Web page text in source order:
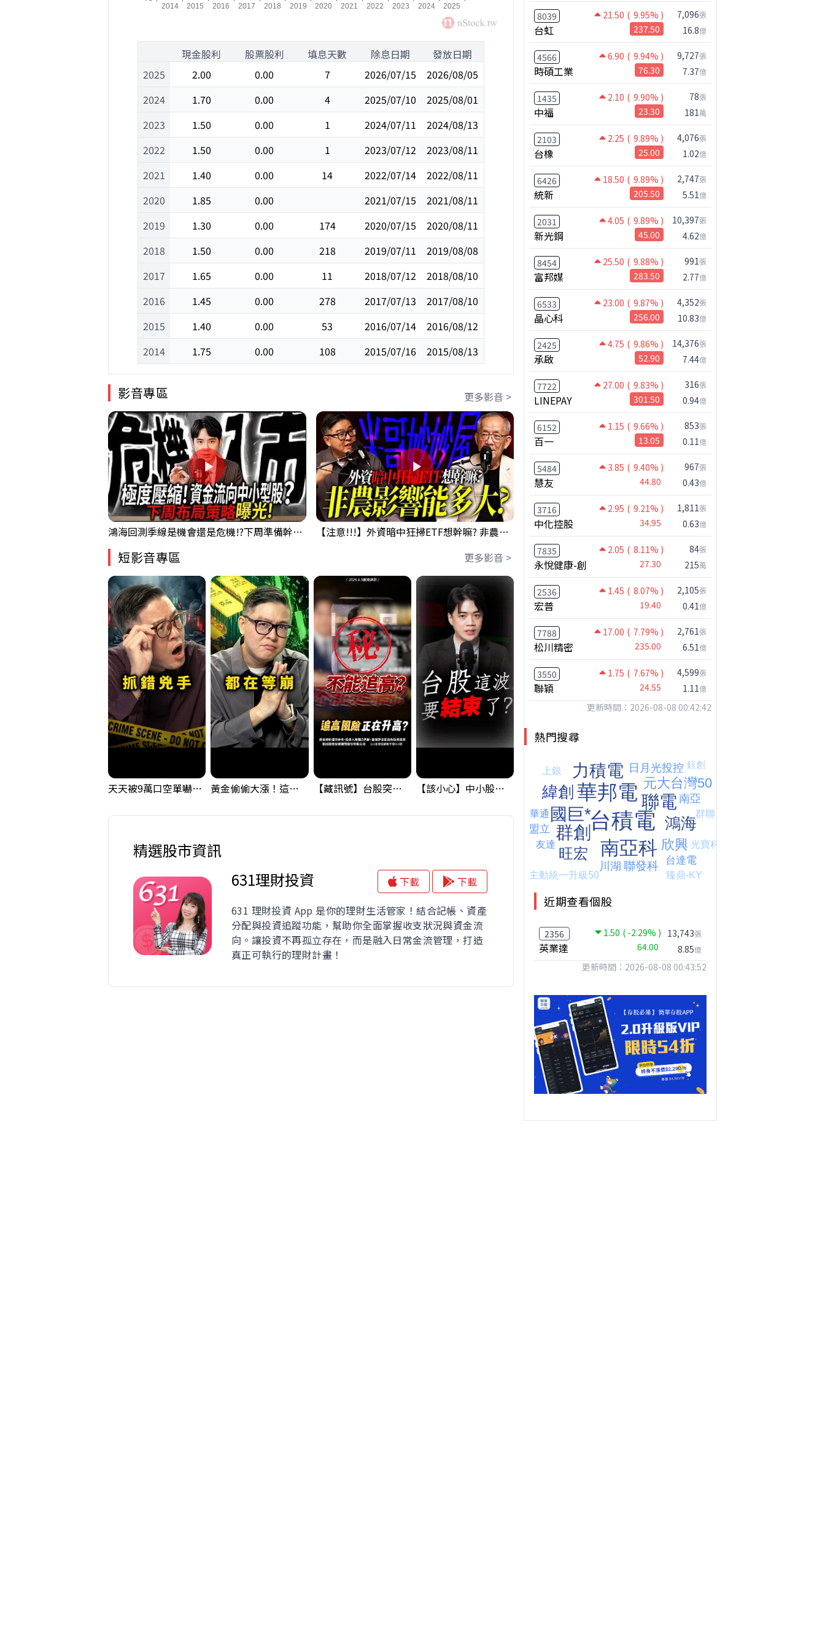
2025
2024
2023
2022
2021
2020
2019
2018
2017
2016
2015
2014
現金股利 股票股利 填息天數 除息日期
發放日期
2.00
0.00 7 2026/07/15
2026/08/05
1.70
0.00 4 2025/07/10
2025/08/01
1.50
0.00 1 2024/07/11
2024/08/13
1.50
0.00 1 2023/07/12
2023/08/11
1.40
0.00 14 2022/07/14
2022/08/11
1.85
0.00 2021/07/15
2021/08/11
1.30
0.00 174 2020/07/15
2020/08/11
1.50
0.00 218 2019/07/11
2019/08/08
1.65
0.00 11 2018/07/12
2018/08/10
1.45
0.00 278 2017/07/13
2017/08/10
1.40
0.00 53 2016/07/14
2016/08/12
1.75
0.00 108 2015/07/16 2015/08/13
影音專區 更多影音 >
鴻海回測季線是機會還是危機!?下周準備幹大事?｜0807 #3661 #2317 #2317鴻海 【注意!!!】外資暗中狂掃ETF想幹嘛? 非農影響能多大?!｜ Mr.永年 李 / Mr.JIMMY 高志銘 / 理財有夠跩
短影音專區 更多影音 >
天天被9萬口空單嚇，其實你盯錯地方了｜Mr.Jimmy高志銘 #台股 #外資期貨 #融資 黃金偷偷大漲！這才是決定台股生死的「真風向球」！｜Mr.Jimmy高志銘 #黃金 #美元指數 #聯準會 【藏訊號】台股突破季線，週一我提醒了這個關鍵訊號 【該小心】中小股派對結束 ? 關鍵訊號都指向... 台股狂飆1200點，但還有兩關沒過｜Mr.Jimmy高志銘 #台股 #期貨 #加權指數 【我被黑了?】是真的聽不懂嗎...還是... #股票分析 #因果分析
精選股市資訊
631理財投資
下載
下載
631 理財投資 App 是你的理財生活管家！結合記帳、資產
分配與投資追蹤功能，幫助你全面掌握收支狀況與資金流
向。讓投資不再孤立存在，而是融入日常金流管理，打造
真正可執行的理財計畫！
8039 21.50 ( 9.95% )
台虹 237.50
7,096張
16.8億
4566 6.90 ( 9.94% )
時碩工業 76.30
9,727張
7.37億
1435 2.10 ( 9.90% )
中福 23.30
78張
181萬
2103 2.25 ( 9.89% )
台橡 25.00
4,076張
1.02億
6426 18.50 ( 9.89% )
統新 205.50
2,747張
5.51億
2031 4.05 ( 9.89% )
新光鋼 45.00
10,397張
4.62億
8454 25.50 ( 9.88% )
富邦媒 283.50
991張
2.77億
6533 23.00 ( 9.87% )
晶心科 256.00
4,352張
10.83億
2425 4.75 ( 9.86% )
承啟 52.90
14,376張
7.44億
7722 27.00 ( 9.83% )
LINEPAY 301.50
316張
0.94億
6152 1.15 ( 9.66% )
百一 13.05
853張
0.11億
5484 3.85 ( 9.40% )
慧友 44.80
967張
0.43億
3716 2.95 ( 9.21% )
中化控股 34.95
1,811張
0.63億
7835 2.05 ( 8.11% )
永悅健康-創 27.30
84張
215萬
2536 1.45 ( 8.07% )
宏普 19.40
2,105張
0.41億
7788 17.00 ( 7.79% )
松川精密 235.00
2,761張
6.51億
3550 1.75 ( 7.67% )
聯穎 24.55
4,599張
1.11億
更新時間：2026-08-08 00:42:42
熱門搜尋
近期查看個股
2356 1.50 ( -2.29% )
英業達 64.00
13,743張
8.85億
更新時間：2026-08-08 00:43:52